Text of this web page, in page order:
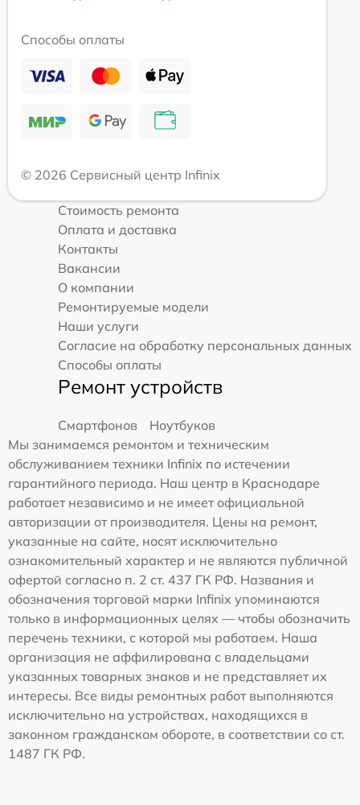
Способы оплаты
© 2026 Сервисный центр Infinix
Стоимость ремонта
Оплата и доставка
Контакты
Вакансии
О компании
Ремонтируемые модели
Наши услуги
Согласие на обработку персональных данных
Способы оплаты
Ремонт устройств
Смартфонов
Ноутбуков
Мы занимаемся ремонтом и техническим
обслуживанием техники Infinix по истечении
гарантийного периода. Наш центр в Краснодаре
работает независимо и не имеет официальной
авторизации от производителя. Цены на ремонт,
указанные на сайте, носят исключительно
ознакомительный характер и не являются публичной
офертой согласно п. 2 ст. 437 ГК РФ. Названия и
обозначения торговой марки Infinix упоминаются
только в информационных целях — чтобы обозначить
перечень техники, с которой мы работаем. Наша
организация не аффилирована с владельцами
указанных товарных знаков и не представляет их
интересы. Все виды ремонтных работ выполняются
исключительно на устройствах, находящихся в
законном гражданском обороте, в соответствии со ст.
1487 ГК РФ.